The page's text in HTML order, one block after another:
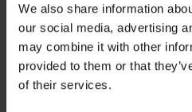
We also share information
our social media, advertising
may combine it with other
provided to them or that
of their services.
-25 % ALL25